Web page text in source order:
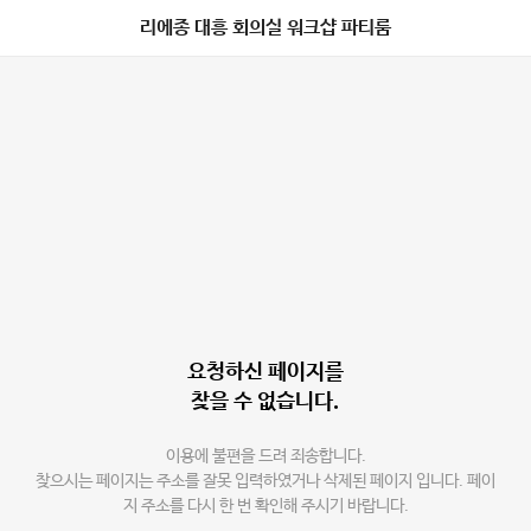
리에종 대흥 회의실 워크샵 파티룸
요청하신 페이지를
찾을 수 없습니다.
이용에 불편을 드려 죄송합니다.
찾으시는 페이지는 주소를 잘못 입력하였거나 삭제된 페이지 입니다. 페이
지 주소를 다시 한 번 확인해 주시기 바랍니다.